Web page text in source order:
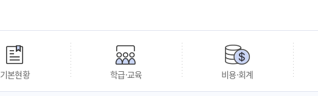
기본현황 학급·교육 비용·회계